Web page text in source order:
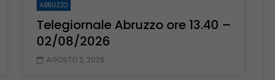
ABRUZZO
Telegiornale Abruzzo ore 13.40 –
02/08/2026
AGOSTO 2, 2026